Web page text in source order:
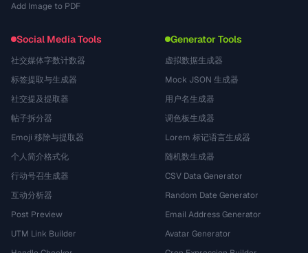
Add Image to PDF
Social Media Tools
社交媒体字数计数器
标签提取与生成器
社交提及提取器
帖子拆分器
Emoji 移除与提取器
个人简介格式化
行动号召生成器
互动分析器
Post Preview
UTM Link Builder
Generator Tools
虚拟数据生成器
Mock JSON 生成器
用户名生成器
调色板生成器
Lorem 标记语言生成器
随机数生成器
CSV Data Generator
Random Date Generator
Email Address Generator
Avatar Generator